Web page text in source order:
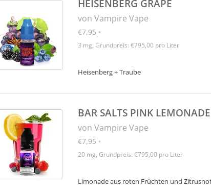
HEISENBERG GRAPE
von Vampire Vape
€7,95 *
3 mg, Grundpreis: €795,00 pro Liter
Heisenberg + Traube
BAR SALTS PINK LEMONADE
von Vampire Vape
€7,95 *
20 mg, Grundpreis: €795,00 pro Liter
Limonade aus roten Früchten und